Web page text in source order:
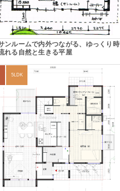
ンルームで内外つながる、ゆっくり時
れる自然と生きる平屋
5LDK